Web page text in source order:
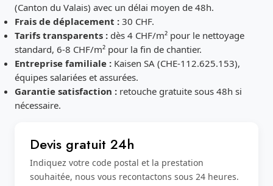
(Canton du Valais) avec un délai moyen de 48h.
Frais de déplacement :30 CHF.
Tarifs transparents :dès 4 CHF/m² pour le nettoyage
standard, 6-8 CHF/m² pour la fin de chantier.
Entreprise familiale :Kaisen SA (CHE-112.625.153),
équipes salariées et assurées.
Garantie satisfaction :retouche gratuite sous 48h si
nécessaire.
Devis gratuit 24h
Indiquez votre code postal et la prestation
souhaitée, nous vous recontactons sous 24 heures.